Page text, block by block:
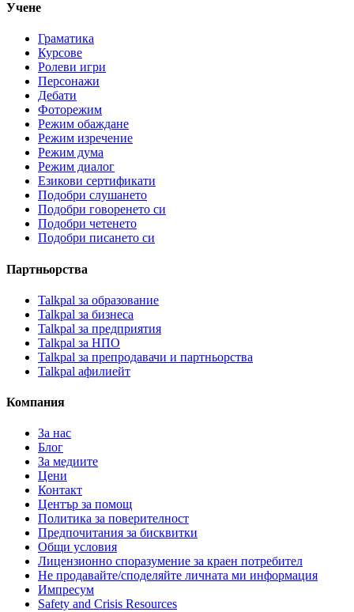
Учене
Граматика
Курсове
Ролеви игри
Персонажи
Дебати
Фоторежим
Режим обаждане
Режим изречение
Режим дума
Режим диалог
Езикови сертификати
Подобри слушането
Подобри говоренето си
Подобри четенето
Подобри писането си
Партньорства
Talkpal за образование
Talkpal за бизнеса
Talkpal за предприятия
Talkpal за НПО
Talkpal за препродавачи и партньорства
Talkpal афилиейт
Компания
За нас
Блог
За медиите
Цени
Контакт
Център за помощ
Политика за поверителност
Предпочитания за бисквитки
Общи условия
Лицензионно споразумение за краен потребител
Не продавайте/споделяйте личната ми информация
Импресум
Safety and Crisis Resources